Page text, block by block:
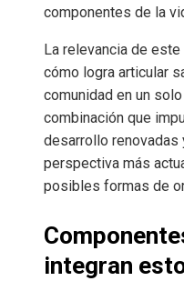
componentes de la
La relevancia de
cómo logra articular
comunidad en un
combinación que
desarrollo renovadas
perspectiva más
posibles formas de
integran